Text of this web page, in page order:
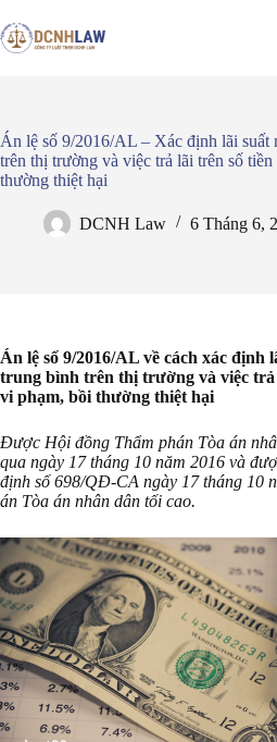
đến
phần
Án lệ số 9/2016/AL – Xác định lãi suất
trên thị trường và việc trả lãi trên số
thường thiệt hại
DCNH Law 6 Tháng 6,
Án lệ số 9/2016/AL về cách xác định
trung bình trên thị trường và việc trả
vi phạm, bồi thường thiệt hại
Được Hội đồng Thẩm phán Tòa án
qua ngày 17 tháng 10 năm 2016 và
định số 698/QĐ-CA ngày 17 tháng 10
án Tòa án nhân dân tối cao.